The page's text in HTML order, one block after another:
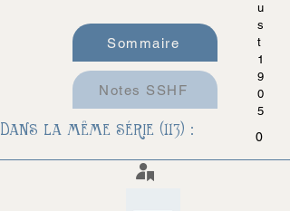
u
s
t
1
9
0
5
0
Sommaire
Notes SSHF
Dans la même série (113) :